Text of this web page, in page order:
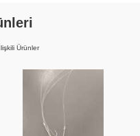
İlişkili Ürünler